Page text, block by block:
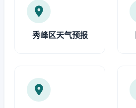
秀峰区天气预报